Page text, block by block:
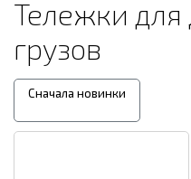
Тележки
грузов
Сначала новинки